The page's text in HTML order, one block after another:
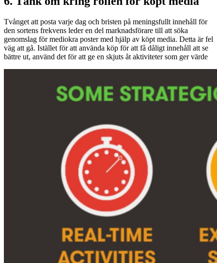
Tvånget att posta varje dag och bristen på meningsfullt innehåll för
den sortens frekvens leder en del marknadsförare till att söka
genomslag för mediokra poster med hjälp av köpt media. Detta är fel
väg att gå. Istället för att använda köp för att få dåligt innehåll att se
bättre ut, använd det för att ge en skjuts åt aktiviteter som ger värde